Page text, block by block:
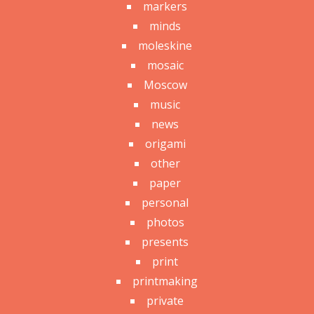
markers
minds
moleskine
mosaic
Moscow
music
news
origami
other
paper
personal
photos
presents
print
printmaking
private